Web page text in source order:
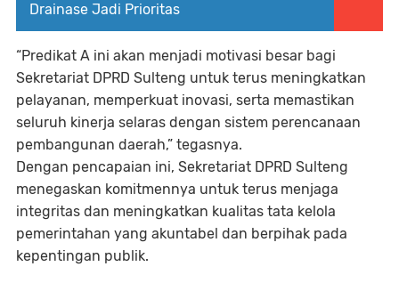
Drainase Jadi Prioritas
“Predikat A ini akan menjadi motivasi besar bagi
Sekretariat DPRD Sulteng untuk terus meningkatkan
pelayanan, memperkuat inovasi, serta memastikan
seluruh kinerja selaras dengan sistem perencanaan
pembangunan daerah,” tegasnya.
Dengan pencapaian ini, Sekretariat DPRD Sulteng
menegaskan komitmennya untuk terus menjaga
integritas dan meningkatkan kualitas tata kelola
pemerintahan yang akuntabel dan berpihak pada
kepentingan publik.